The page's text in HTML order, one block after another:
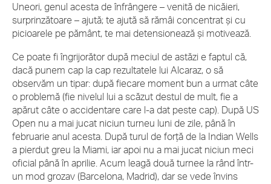
Uneori, genul acesta de înfrângere – venită de nicăieri,
surprinzătoare – ajută; te ajută să rămâi concentrat și cu
picioarele pe pământ, te mai detensionează și motivează.
Ce poate fi îngrijorător după meciul de astăzi e faptul că,
dacă punem cap la cap rezultatele lui Alcaraz, o să
observăm un tipar: după fiecare moment bun a urmat câte
o problemă (fie nivelul lui a scăzut destul de mult, fie a
apărut câte o accidentare care l-a dat peste cap). După US
Open nu a mai jucat niciun turneu luni de zile, până în
februarie anul acesta. După turul de forță de la Indian Wells
a pierdut greu la Miami, iar apoi nu a mai jucat niciun meci
oficial până în aprilie. Acum leagă două turnee la rând într-
un mod grozav (Barcelona, Madrid), dar se vede învins